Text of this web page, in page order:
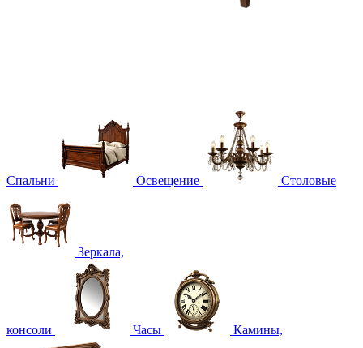
Спальни Освещение Столовые
Зеркала,
консоли Часы Камины,